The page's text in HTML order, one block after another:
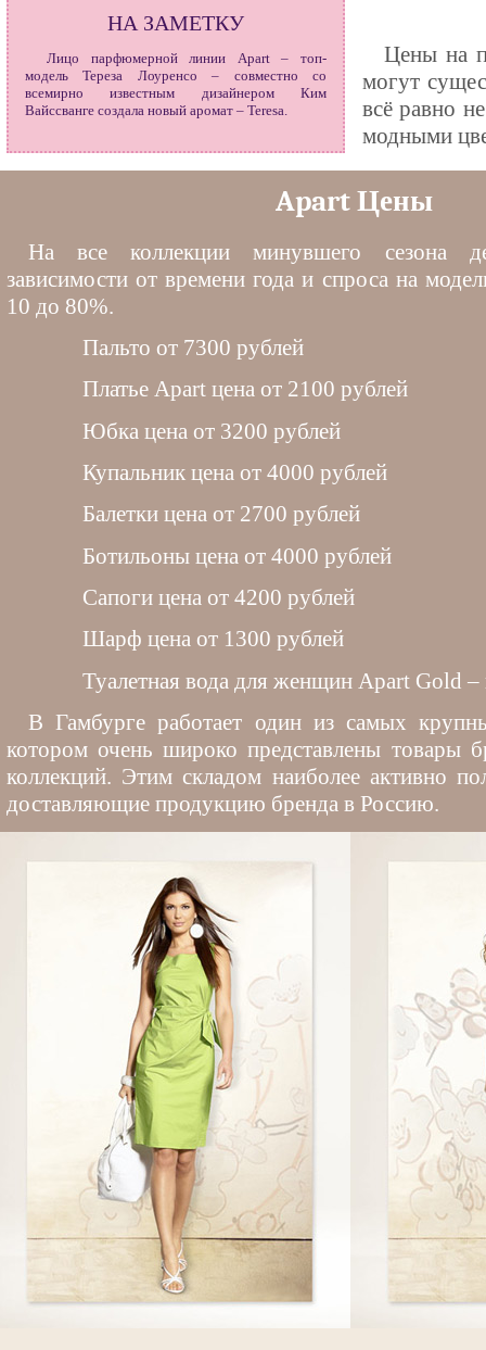
НА ЗАМЕТКУ
Лицо парфюмерной линии Apart – топ-
модель Тереза Лоуренсо – совместно со
всемирно известным дизайнером Ким
Вайссванге создала новый аромат – Teresa.
Цены на
могут
всё равно
модными
Apart Цены
На все коллекции минувшего сезона
зависимости от времени года и спроса на
10 до 80%.
Пальто от 7300 рублей
Платье Apart цена от 2100 рублей
Юбка цена от 3200 рублей
Купальник цена от 4000 рублей
Балетки цена от 2700 рублей
Ботильоны цена от 4000 рублей
Сапоги цена от 4200 рублей
Шарф цена от 1300 рублей
Туалетная вода для женщин Apart Gold –
В Гамбурге работает один из самых
котором очень широко представлены товары
коллекций. Этим складом наиболее активно
доставляющие продукцию бренда в Россию.